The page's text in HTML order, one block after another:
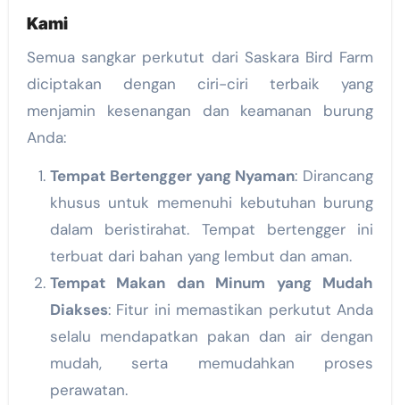
Kami
Semua sangkar perkutut dari Saskara Bird Farm
diciptakan dengan ciri-ciri terbaik yang
menjamin kesenangan dan keamanan burung
Anda:
Tempat Bertengger yang Nyaman: Dirancang
khusus untuk memenuhi kebutuhan burung
dalam beristirahat. Tempat bertengger ini
terbuat dari bahan yang lembut dan aman.
Tempat Makan dan Minum yang Mudah
Diakses: Fitur ini memastikan perkutut Anda
selalu mendapatkan pakan dan air dengan
mudah, serta memudahkan proses
perawatan.